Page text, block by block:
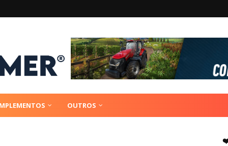
OUTROS